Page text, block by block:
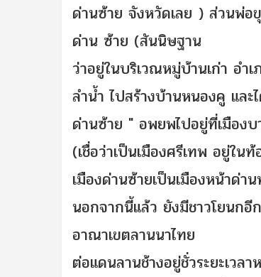
ด่านซ้าย จังหวัดเลย ) ส่วนพ่อ
ด่าน ซ้าย (สันนิษฐาน
ว่าอยู่ในบริเวณหมู่บ้านเก่า อำ
ลำน้ำ ไปสร้างบ้านหนองคู แล
ด่านซ้าย " อพยพไปอยู่ที่เมือง
(เชื่อว่าเป็นเมืองศรีเทพ อยู่ใน
เมืองด่านซ้ายเป็นเมืองหน้าด่า
นอกจากนี้แล้ว ยังมีชาวโยนกอี
อาณาเขตลานนาไทย
ต่อแดนลานช้างอยู่ชั่วระยะเวล